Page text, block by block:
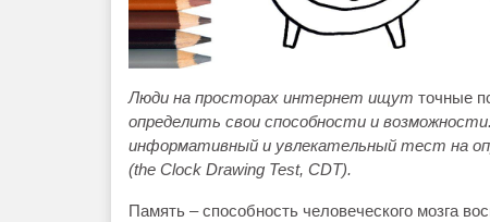
Люди на просторах интернет ищут точные
определить свои способности и
информативный и увлекательный тест на
(the Clock Drawing Test, CDT).
Память – способность человеческого мозга